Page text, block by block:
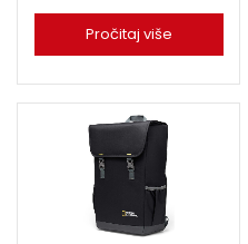
Pročitaj više